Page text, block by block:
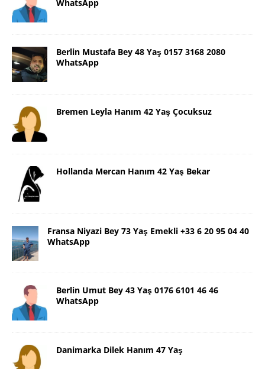
WhatsApp
Berlin Mustafa Bey 48 Yaş 0157 3168 2080
WhatsApp
Bremen Leyla Hanım 42 Yaş Çocuksuz
Hollanda Mercan Hanım 42 Yaş Bekar
Fransa Niyazi Bey 73 Yaş Emekli +33 6 20 95 04 40
WhatsApp
Berlin Umut Bey 43 Yaş 0176 6101 46 46
WhatsApp
Danimarka Dilek Hanım 47 Yaş